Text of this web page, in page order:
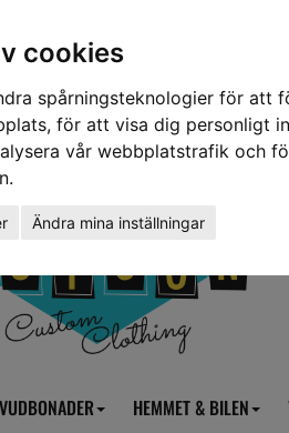
cookies
spårningsteknologier för att
för att visa dig personligt
vår webbplatstrafik och
Ändra mina inställningar
HEMMET & BILEN